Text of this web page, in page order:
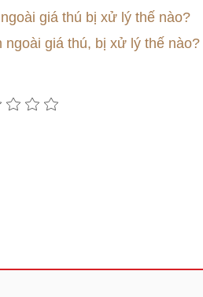
giá thú bị xử lý thế nào?
ngoài giá thú, bị xử lý thế nào?